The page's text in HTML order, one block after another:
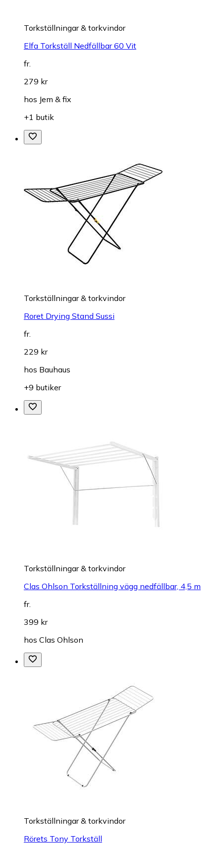
Torkställningar & torkvindor
Elfa Torkställ Nedfällbar 60 Vit
fr.
279 kr
hos Jem & fix
+1 butik
Torkställningar & torkvindor
Roret Drying Stand Sussi
fr.
229 kr
hos Bauhaus
+9 butiker
Torkställningar & torkvindor
Clas Ohlson Torkställning vägg nedfällbar, 4,5 m
fr.
399 kr
hos Clas Ohlson
Torkställningar & torkvindor
Rörets Tony Torkställ